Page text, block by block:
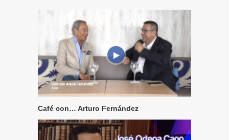
Café con… Arturo Fernández